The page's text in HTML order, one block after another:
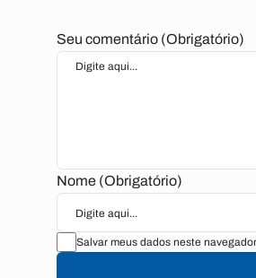
Seu comentário (Obrigatório)
Nome (Obrigatório)
Salvar meus dados neste